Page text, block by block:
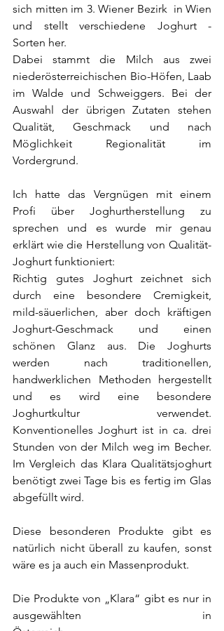
sich mitten im 3. Wiener Bezirk  in Wien
und stellt verschiedene Joghurt -
Sorten her.
Dabei stammt die Milch aus zwei
niederösterreichischen Bio-Höfen, Laab
im Walde und Schweiggers. Bei der
Auswahl der übrigen Zutaten stehen
Qualität, Geschmack und nach
Möglichkeit Regionalität im
Vordergrund.
Ich hatte das Vergnügen mit einem
Profi über Joghurtherstellung zu
sprechen und es wurde mir genau
erklärt wie die Herstellung von Qualität-
Joghurt funktioniert:
Richtig gutes Joghurt zeichnet sich
durch eine besondere Cremigkeit,
mild-säuerlichen, aber doch kräftigen
Joghurt-Geschmack und einen
schönen Glanz aus. Die Joghurts
werden nach traditionellen,
handwerklichen Methoden hergestellt
und es wird eine besondere
Joghurtkultur verwendet.
Konventionelles Joghurt ist in ca. drei
Stunden von der Milch weg im Becher.
Im Vergleich das Klara Qualitätsjoghurt
benötigt zwei Tage bis es fertig im Glas
abgefüllt wird.
Diese besonderen Produkte gibt es
natürlich nicht überall zu kaufen, sonst
wäre es ja auch ein Massenprodukt.
Die Produkte von „Klara“ gibt es nur in
ausgewählten
in